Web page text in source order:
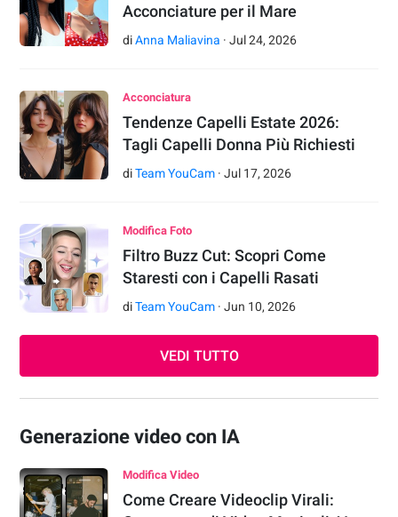
Acconciature per il Mare
diAnna Maliavina ·Jul 24,2026
Acconciatura
Tendenze Capelli Estate 2026:
Tagli Capelli Donna Più Richiesti
diTeam YouCam ·Jul 17,2026
Modifica Foto
Filtro Buzz Cut: Scopri Come
Staresti con i Capelli Rasati
diTeam YouCam ·Jun 10,2026
VEDI TUTTO
Generazione video con IA
Modifica Video
Come Creare Videoclip Virali: